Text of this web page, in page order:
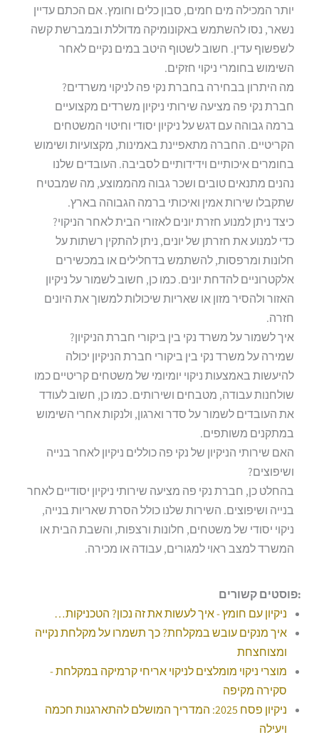
יותר המכילה מים חמים, סבון כלים וחומץ. אם הכתם עדיין
נשאר, נסו להשתמש באקונומיקה מדוללת ובמברשת קשה
לשפשוף עדין. חשוב לשטוף היטב במים נקיים לאחר
השימוש בחומרי ניקוי חזקים.
מה היתרון בבחירה בחברת נקי פה לניקוי משרדים?
חברת נקי פה מציעה שירותי ניקיון משרדים מקצועיים
ברמה גבוהה עם דגש על ניקיון יסודי וחיטוי המשטחים
הקריטיים. החברה מתאפיינת באמינות, מקצועיות ושימוש
בחומרים איכותיים וידידותיים לסביבה. העובדים שלנו
נהנים מתנאים טובים ושכר גבוה מהממוצע, מה שמבטיח
שתקבלו שירות אמין ואיכותי ברמה הגבוהה בארץ.
כיצד ניתן למנוע חזרת יונים לאזורי הבית לאחר הניקוי?
כדי למנוע את חזרתן של יונים, ניתן להתקין רשתות על
חלונות ומרפסות, להשתמש בדחלילים או במכשירים
אלקטרוניים להדחת יונים. כמו כן, חשוב לשמור על ניקיון
האזור ולהסיר מזון או שאריות שיכולות למשוך את היונים
חזרה.
איך לשמור על משרד נקי בין ביקורי חברת הניקיון?
שמירה על משרד נקי בין ביקורי חברת הניקיון יכולה
להיעשות באמצעות ניקוי יומיומי של משטחים קריטיים כמו
שולחנות עבודה, מטבחים ושירותים. כמו כן, חשוב לעודד
את העובדים לשמור על סדר וארגון, ולנקות אחרי השימוש
במתקנים משותפים.
האם שירותי הניקיון של נקי פה כוללים ניקיון לאחר בנייה
ושיפוצים?
בהחלט כן, חברת נקי פה מציעה שירותי ניקיון יסודיים לאחר
בנייה ושיפוצים. השירות שלנו כולל הסרת שאריות בנייה,
ניקוי יסודי של משטחים, חלונות ורצפות, והשבת הבית או
המשרד למצב ראוי למגורים, עבודה או מכירה.
:פוסטים קשורים
ניקיון עם חומץ - איך לעשות את זה נכון? הטכניקות…
איך מנקים עובש במקלחת? כך תשמרו על מקלחת נקייה
ומצוחצחת
מוצרי ניקוי מומלצים לניקוי אריחי קרמיקה במקלחת -
סקירה מקיפה
ניקיון פסח 2025: המדריך המושלם להתארגנות חכמה
ויעילה